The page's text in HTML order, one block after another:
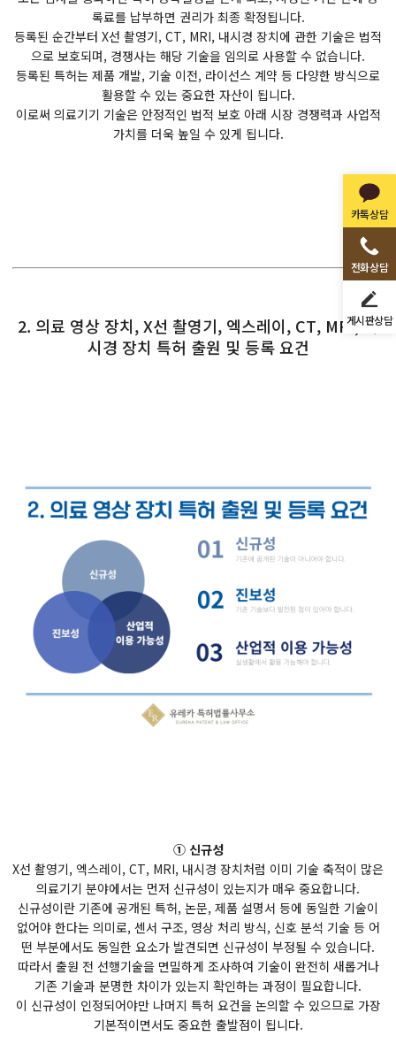
카톡상담
전화상담
게시판상담
록료를 납부하면 권리가 최종 확정됩니다.
등록된 순간부터 X선 촬영기, CT, MRI, 내시경 장치에 관한 기술은 법적
으로 보호되며, 경쟁사는 해당 기술을 임의로 사용할 수 없습니다.
등록된 특허는 제품 개발, 기술 이전, 라이선스 계약 등 다양한 방식으로
활용할 수 있는 중요한 자산이 됩니다.
이로써 의료기기 기술은 안정적인 법적 보호 아래 시장 경쟁력과 사업적
가치를 더욱 높일 수 있게 됩니다.
2. 의료 영상 장치, X선 촬영기, 엑스레이, CT, MRI, 내
시경 장치 특허 출원 및 등록 요건
① 신규성
X선 촬영기, 엑스레이, CT, MRI, 내시경 장치처럼 이미 기술 축적이 많은
의료기기 분야에서는 먼저 신규성이 있는지가 매우 중요합니다.
신규성이란 기존에 공개된 특허, 논문, 제품 설명서 등에 동일한 기술이
없어야 한다는 의미로, 센서 구조, 영상 처리 방식, 신호 분석 기술 등 어
떤 부분에서도 동일한 요소가 발견되면 신규성이 부정될 수 있습니다.
따라서 출원 전 선행기술을 면밀하게 조사하여 기술이 완전히 새롭거나
기존 기술과 분명한 차이가 있는지 확인하는 과정이 필요합니다.
이 신규성이 인정되어야만 나머지 특허 요건을 논의할 수 있으므로 가장
기본적이면서도 중요한 출발점이 됩니다.